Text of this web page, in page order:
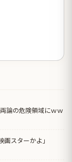
論の危険領域にｗｗ
画スターかよ」